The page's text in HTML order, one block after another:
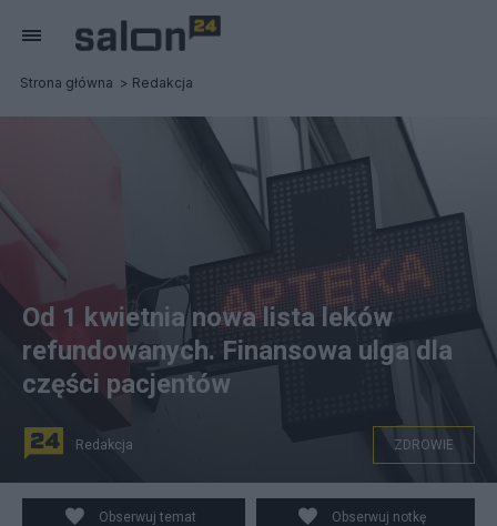
Strona główna Redakcja
Apteka. Fot. PAP/Wojciech Olkuśnik
Od 1 kwietnia nowa lista leków
refundowanych. Finansowa ulga dla
części pacjentów
Redakcja ZDROWIE
Obserwuj temat Obserwuj notkę